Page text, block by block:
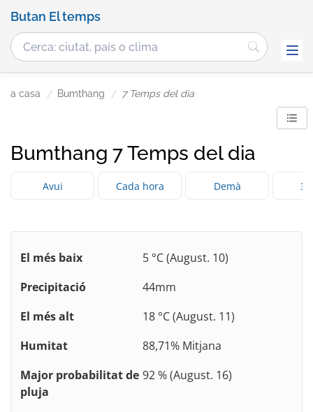
Butan El temps
a casa Bumthang 7 Temps del dia
Bumthang 7 Temps del dia
Avui Cada hora Demà 3
El més baix
5 °C (August. 10)
Precipitació
44mm
El més alt
18 °C (August. 11)
Humitat
88,71% Mitjana
Major probabilitat de
pluja
92 % (August. 16)